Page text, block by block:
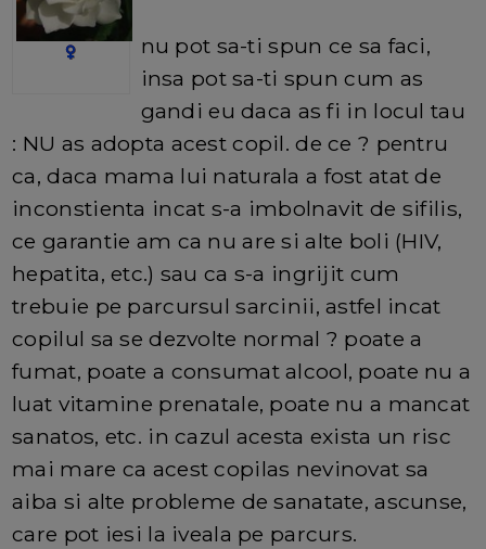
nu pot sa-ti spun ce sa faci,
insa pot sa-ti spun cum as
gandi eu daca as fi in locul tau
: NU as adopta acest copil. de ce ? pentru
ca, daca mama lui naturala a fost atat de
inconstienta incat s-a imbolnavit de sifilis,
ce garantie am ca nu are si alte boli (HIV,
hepatita, etc.) sau ca s-a ingrijit cum
trebuie pe parcursul sarcinii, astfel incat
copilul sa se dezvolte normal ? poate a
fumat, poate a consumat alcool, poate nu a
luat vitamine prenatale, poate nu a mancat
sanatos, etc. in cazul acesta exista un risc
mai mare ca acest copilas nevinovat sa
aiba si alte probleme de sanatate, ascunse,
care pot iesi la iveala pe parcurs.